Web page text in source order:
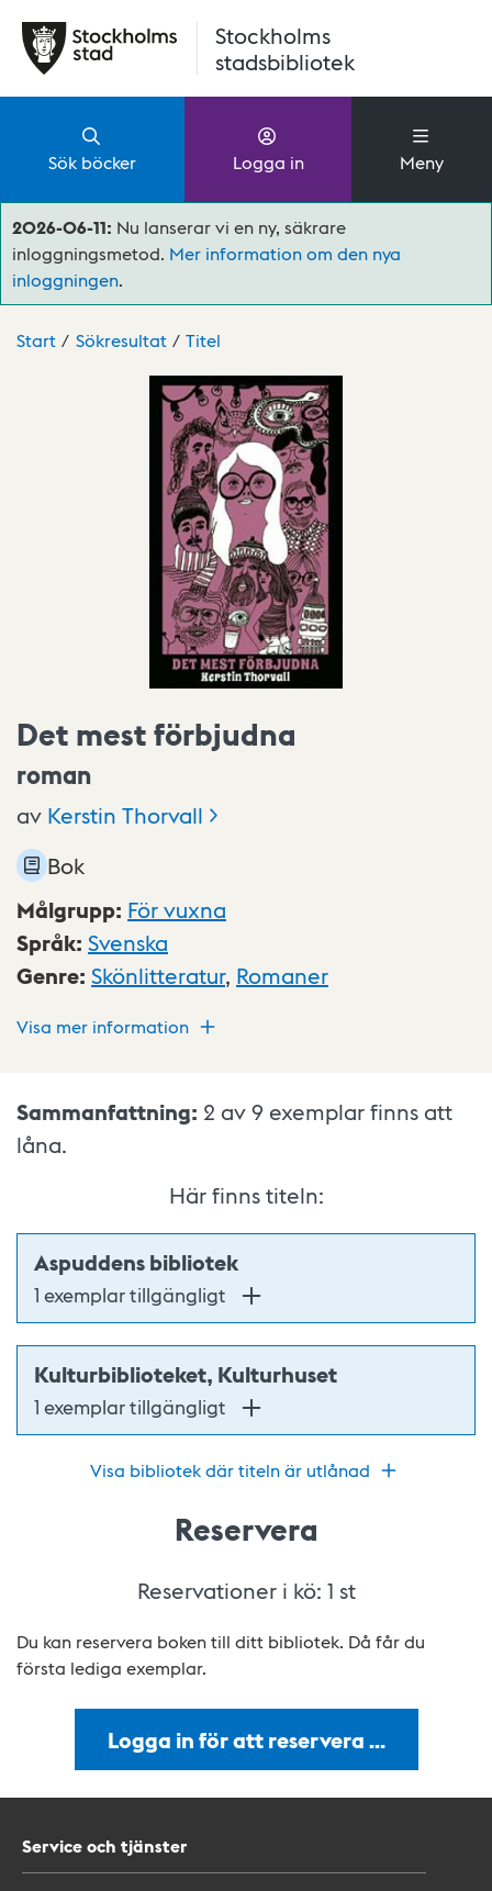
Stockholms
stadsbibliotek
Sök böcker Logga in Meny
2026-06-11: Nu lanserar vi en ny, säkrare
inloggningsmetod. Mer information om den nya
inloggningen.
Start Sökresultat Titel
Det mest förbjudna
roman
av Kerstin Thorvall
Bok
Målgrupp: För vuxna
Språk: Svenska
Genre: Skönlitteratur, Romaner
Visa mer information
Sammanfattning: 2 av 9 exemplar finns att
låna.
Här finns titeln:
Aspuddens bibliotek
1 exemplar tillgängligt
Kulturbiblioteket, Kulturhuset
1 exemplar tillgängligt
Visa bibliotek där titeln är utlånad
Reservera
Reservationer i kö: 1 st
Du kan reservera boken till ditt bibliotek. Då får du
första lediga exemplar.
Logga in för att reservera …
Service och tjänster